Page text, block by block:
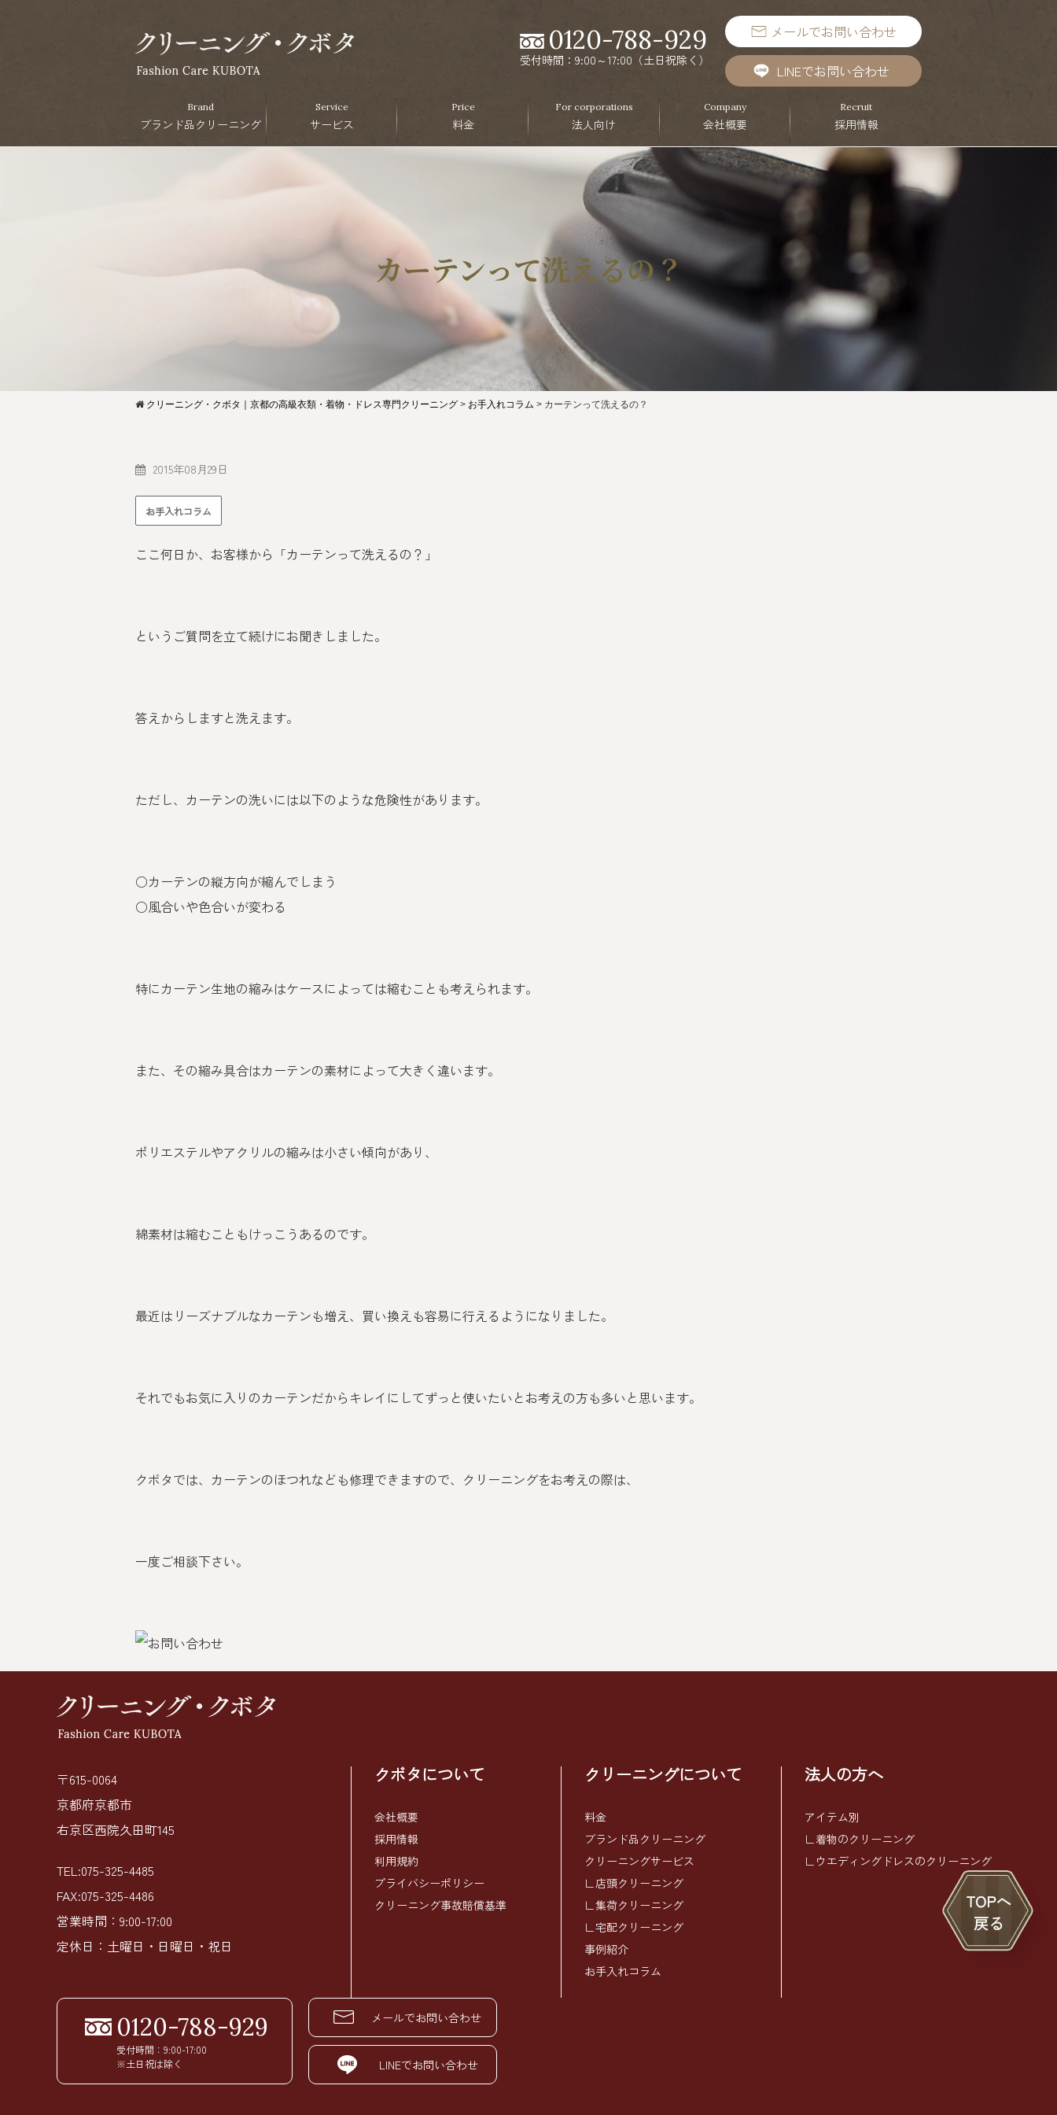
0120-788-929
受付時間：9:00～17:00（土日祝除く）
メールでお問い合わせ
LINEでお問い合わせ
Brand
ブランド品クリーニング
Service
サービス
Price
料金
For corporations
法人向け
Company
会社概要
Recruit
採用情報
カーテンって洗えるの？
クリーニング・クボタ｜京都の高級衣類・着物・ドレス専門クリーニング > お手入れコラム > カーテンって洗えるの？
2015年08月29日
お手入れコラム
ここ何日か、お客様から「カーテンって洗えるの？」
というご質問を立て続けにお聞きしました。
答えからしますと洗えます。
ただし、カーテンの洗いには以下のような危険性があります。
○カーテンの縦方向が縮んでしまう
○風合いや色合いが変わる
特にカーテン生地の縮みはケースによっては縮むことも考えられます。
また、その縮み具合はカーテンの素材によって大きく違います。
ポリエステルやアクリルの縮みは小さい傾向があり、
綿素材は縮むこともけっこうあるのです。
最近はリーズナブルなカーテンも増え、買い換えも容易に行えるようになりました。
それでもお気に入りのカーテンだからキレイにしてずっと使いたいとお考えの方も多いと思います。
クボタでは、カーテンのほつれなども修理できますので、クリーニングをお考えの際は、
一度ご相談下さい。
〒615-0064
京都府京都市
右京区西院久田町145
TEL:075-325-4485
FAX:075-325-4486
営業時間：9:00-17:00
定休日：土曜日・日曜日・祝日
クボタについて
会社概要
採用情報
利用規約
プライバシーポリシー
クリーニング事故賠償基準
クリーニングについて
料金
ブランド品クリーニング
クリーニングサービス
∟店頭クリーニング
∟集荷クリーニング
∟宅配クリーニング
事例紹介
お手入れコラム
法人の方へ
アイテム別
∟着物のクリーニング
∟ウエディングドレスのクリーニング
0120-788-929
受付時間：9:00-17:00
※土日祝は除く
メールでお問い合わせ
LINEでお問い合わせ